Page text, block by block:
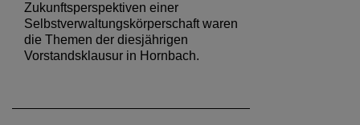
Zukunftsperspektiven einer
Selbstverwaltungskörperschaft waren
die Themen der diesjährigen
Vorstandsklausur in Hornbach.